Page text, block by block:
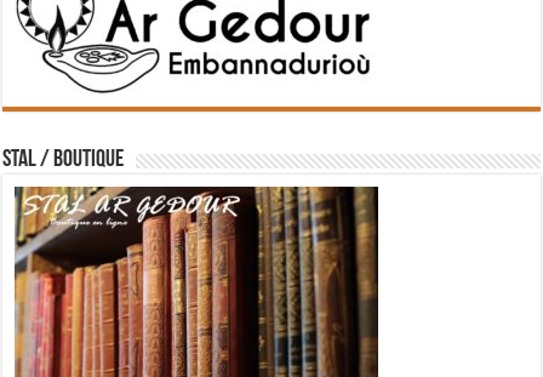
STAL / BOUTIQUE